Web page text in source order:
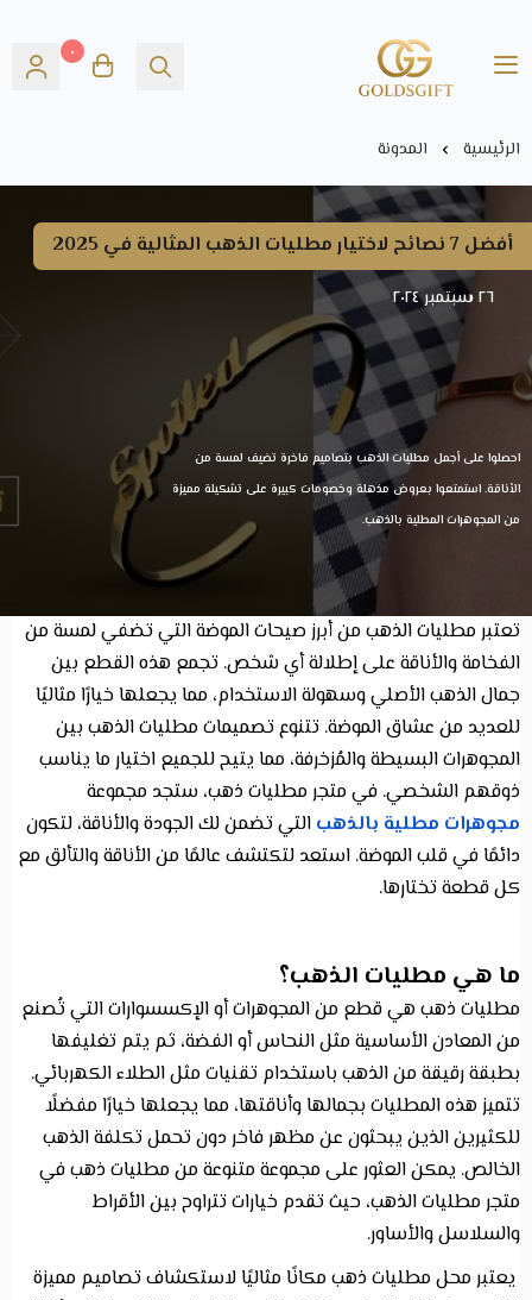
Gold's GIFT
٠
الرئيسية المدونة
أفضل 7 نصائح لاختيار مطليات الذهب المثالية في 2025
٢٦ سبتمبر ٢٠٢٤
احصلوا على أجمل مطليات الذهب بتصاميم فاخرة تضيف لمسة من
الأناقة. استمتعوا بعروض مذهلة وخصومات كبيرة على تشكيلة مميزة
من المجوهرات المطلية بالذهب.
تعتبر مطليات الذهب من أبرز صيحات الموضة التي تضفي لمسة من
الفخامة والأناقة على إطلالة أي شخص. تجمع هذه القطع بين
جمال الذهب الأصلي وسهولة الاستخدام، مما يجعلها خيارًا مثاليًا
للعديد من عشاق الموضة. تتنوع تصميمات مطليات الذهب بين
المجوهرات البسيطة والمُزخرفة، مما يتيح للجميع اختيار ما يناسب
ذوقهم الشخصي. في متجر مطليات ذهب، ستجد مجموعة
مجوهرات مطلية بالذهب التي تضمن لك الجودة والأناقة، لتكون
دائمًا في قلب الموضة. استعد لتكتشف عالمًا من الأناقة والتألق مع
كل قطعة تختارها.
ما هي مطليات الذهب؟
مطليات ذهب هي قطع من المجوهرات أو الإكسسوارات التي تُصنع
من المعادن الأساسية مثل النحاس أو الفضة، ثم يتم تغليفها
بطبقة رقيقة من الذهب باستخدام تقنيات مثل الطلاء الكهربائي.
تتميز هذه المطليات بجمالها وأناقتها، مما يجعلها خيارًا مفضلًا
للكثيرين الذين يبحثون عن مظهر فاخر دون تحمل تكلفة الذهب
الخالص. يمكن العثور على مجموعة متنوعة من مطليات ذهب في
متجر مطليات الذهب، حيث تقدم خيارات تتراوح بين الأقراط
والسلاسل والأساور.
يعتبر محل مطليات ذهب مكانًا مثاليًا لاستكشاف تصاميم مميزة